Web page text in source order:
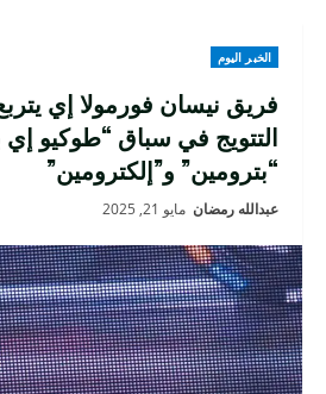
الخبر اليوم
فريق نيسان فورمولا إي
التتويج في سباق “طوكيو
“بترومين” و”إلكترومين”
عبدالله رمضان مايو 21, 2025